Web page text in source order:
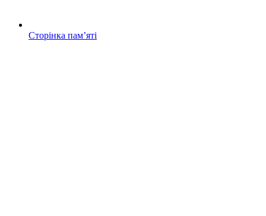
Сторінка памʼяті